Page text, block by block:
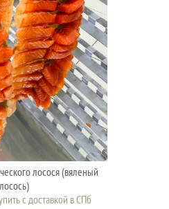
лосося (вяленый
лосось)
с доставкой в СПб